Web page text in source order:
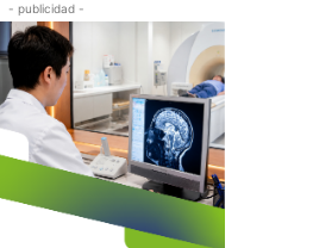
- publicidad -